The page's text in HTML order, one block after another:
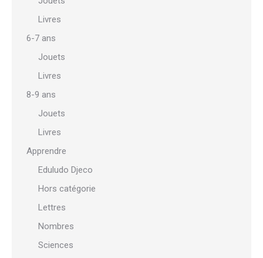
Livres
6-7 ans
Jouets
Livres
8-9 ans
Jouets
Livres
Apprendre
Eduludo Djeco
Hors catégorie
Lettres
Nombres
Sciences